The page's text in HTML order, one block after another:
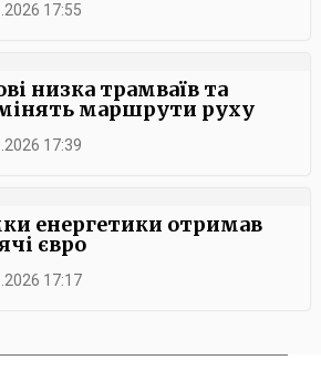
17:55
низка трамваїв та
маршрути руху
17:39
енергетики отримав
євро
17:17